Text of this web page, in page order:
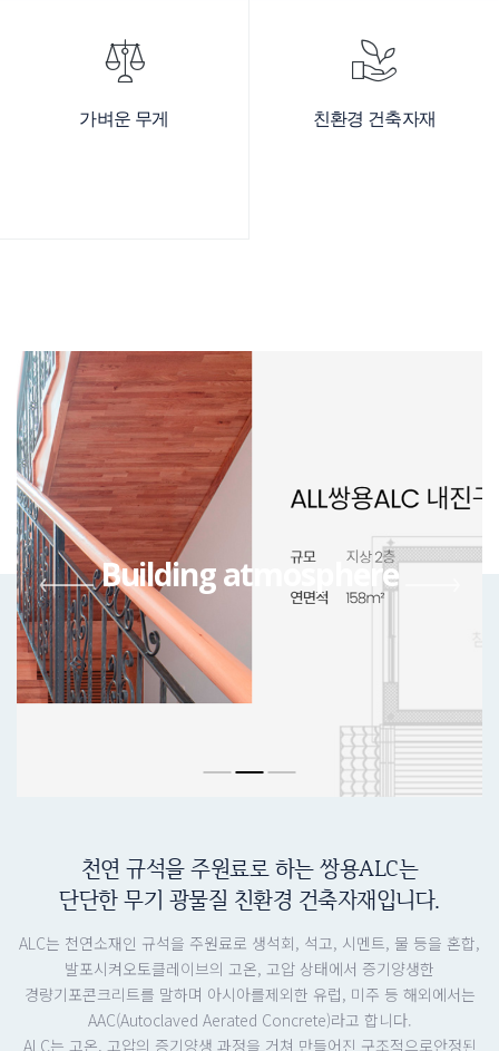
가벼운 무게 친환경 건축자재
Building atmosphere
천연 규석을 주원료로 하는 쌍용ALC는
단단한 무기 광물질 친환경 건축자재입니다.
ALC는 천연소재인 규석을 주원료로 생석회, 석고, 시멘트, 물 등을 혼합,
발포시켜오토클레이브의 고온, 고압 상태에서 증기양생한
경량기포콘크리트를 말하며 아시아를제외한 유럽, 미주 등 해외에서는
AAC(Autoclaved Aerated Concrete)라고 합니다.
ALC는 고온, 고압의 증기양생 과정을 거쳐 만들어진 구조적으로안정된